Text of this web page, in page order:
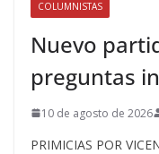
COLUMNISTAS
Nuevo
preguntas
10 de agosto de 2026
PRIMICIAS POR